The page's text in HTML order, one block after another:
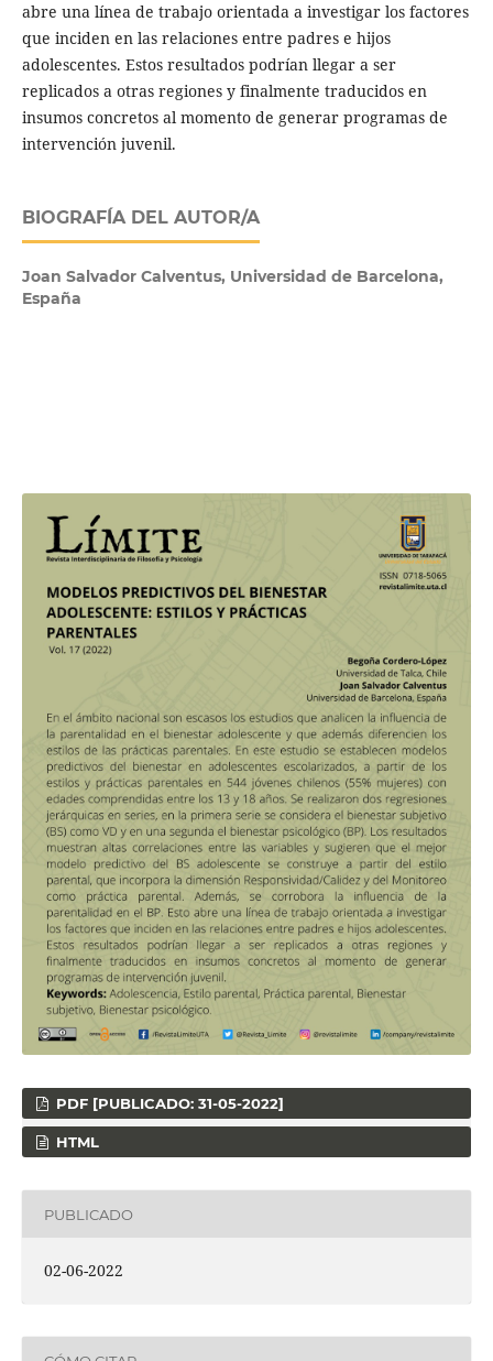
abre una línea de trabajo orientada a investigar los factores
que inciden en las relaciones entre padres e hijos
adolescentes. Estos resultados podrían llegar a ser
replicados a otras regiones y finalmente traducidos en
insumos concretos al momento de generar programas de
intervención juvenil.
BIOGRAFÍA DEL AUTOR/A
Joan Salvador Calventus, Universidad de Barcelona,
España
PDF [PUBLICADO: 31-05-2022]
HTML
PUBLICADO
02-06-2022